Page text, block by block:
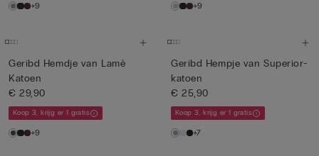
+9 +9
Geribd Hemdje van Lamè
Katoen
€ 29,90
Koop 3, krijg er 1 gratis
+9
Geribd Hempje van Superior-
katoen
€ 25,90
Koop 3, krijg er 1 gratis
+7